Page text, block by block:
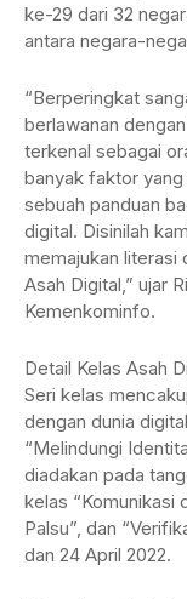
ke-29 dari 32
antara negara-
“Berperingkat
berlawanan
terkenal sebagai
banyak faktor
sebuah panduan
digital. Disinilah
memajukan literasi
Asah Digital,” ujar
Kemenkominfo.
Detail Kelas Asah
Seri kelas
dengan dunia
“Melindungi
diadakan pada
kelas “Komunikasi
Palsu”, dan
dan 24 April 2022.